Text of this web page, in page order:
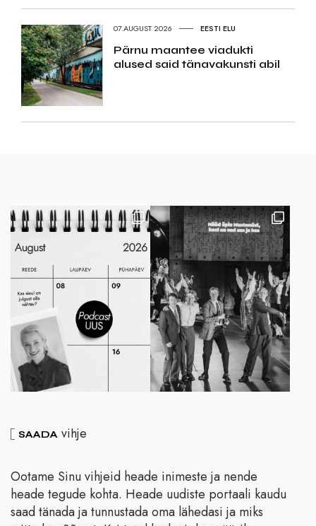
07.AUGUST 2026 EESTI ELU
Pärnu maantee viadukti
alused said tänavakunsti abil
SAADA vihje
Ootame Sinu vihjeid heade inimeste ja nende
heade tegude kohta. Heade uudiste portaali kaudu
saad tänada ja tunnustada oma lähedasi ja miks